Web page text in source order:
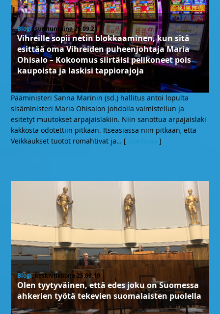
Blogi, sunnuntaina 26.09.21
Vihreille sopii netin blokkaaminen, kun sitä
esittää oma Vihreiden puheenjohtaja Maria
Ohisalo – Kokoomus siirtäisi pelikoneet pois
kaupoista ja laskisi tappiorajoja
Pääministeri Sanna Marinin (sd.) hallitus antoi lopulta
sisäministeri Maria Ohisalon johdolla valmistellun ja
esitetyt muutokset arpajaislakiin. Niin sanottua arpajaislaki
kakkosta odotettiin pitkään. Itseasiassa niin pitkään, että
Veikkaukset tuotot romahtivat ja… [ ]
Blogi, keskiviikkona 25.09.19
Olen tyytyväinen, että edes joku on Suomessa
ahkerien työtä tekevien suomalaisten puolella